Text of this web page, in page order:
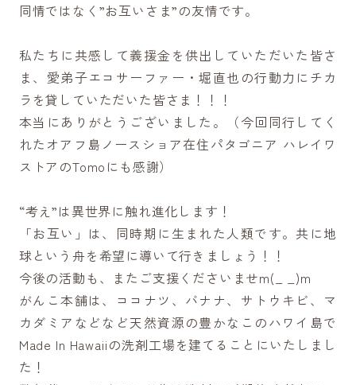
同情ではなく”お互いさま”の友情です。
私たちに共感して義援金を供出していただいた皆さ
ま、愛弟子エコサーファー・堀直也の行動力にチカ
ラを貸していただいた皆さま！！！
本当にありがとうございました。（今回同行してく
れたオアフ島ノースショア在住パタゴニア ハレイワ
ストアのTomoにも感謝）
“考え”は異世界に触れ進化します！
「お互い」は、同時期に生まれた人類です。共に地
球という舟を希望に導いて行きましょう！！
今後の活動も、またご支援くださいませm(_ _)m
がんこ本舗は、ココナツ、バナナ、サトウキビ、マ
カダミアなどなど天然資源の豊かなこのハワイ島で
Made In Hawaiiの洗剤工場を建てることにいたしまし
た！